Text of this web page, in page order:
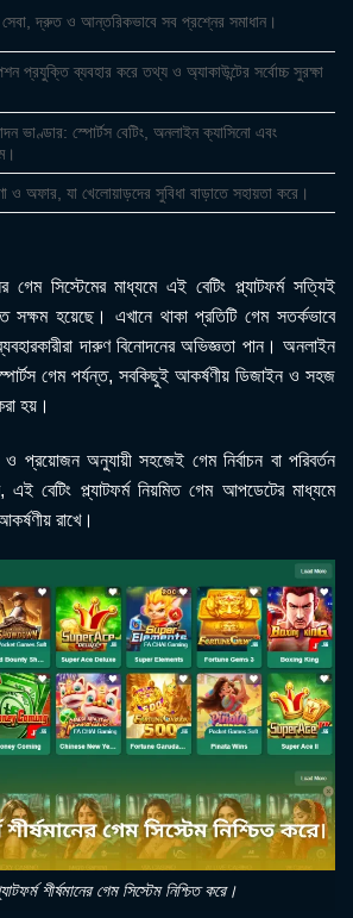
সেবা, দ্রুত ও আন্তরিকভাবে সব প্রশ্নের সমাধান।
প্রযুক্তি ব্যবহার করে তথ্য ও অ্যাকাউন্টের সর্বোচ্চ সুরক্ষা
ভাণ্ডার: স্পোর্টস বেটিং, অনলাইন ক্যাসিনো এবং
ও অফার, যা খেলোয়াড়দের সুবিধা বাড়াতে সহায়তা করে।
গেম সিস্টেমের মাধ্যমে এই বেটিং প্ল্যাটফর্ম সত্যিই
সক্ষম হয়েছে। এখানে থাকা প্রতিটি গেম সতর্কভাবে
দারুণ বিনোদনের অভিজ্ঞতা পান। অনলাইন
গেম পর্যন্ত, সবকিছুই আকর্ষণীয় ডিজাইন ও সহজ
হয়।
ও প্রয়োজন অনুযায়ী সহজেই গেম নির্বাচন বা পরিবর্তন
এই বেটিং প্ল্যাটফর্ম নিয়মিত গেম আপডেটের মাধ্যমে
রাখে।
শীর্ষমানের গেম সিস্টেম নিশ্চিত করে।